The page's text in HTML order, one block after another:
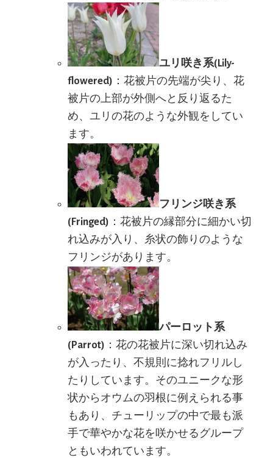
ユリ咲き系(Lily-
flowered) ：花被片の先端が尖り、花
被片の上部が外側へと反り返るた
め、ユリの花のような外観をしてい
ます。
フリンジ咲き系
(Fringed) ：花被片の縁部分に細かい切
れ込みが入り、糸状の飾りのような
フリンジがあります。
パーロット系
(Parrot) ：花の花被片に深い切れ込み
が入ったり、不規則に捻れフリルし
たりしています。そのユニークな形
状からオウムの羽根に例えられる事
もあり、チューリップの中で最も派
手で華やかな花を咲かせるグループ
ともいわれています。